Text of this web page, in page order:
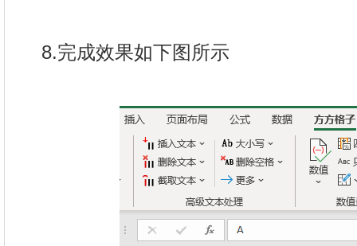
8.完成效果如下图所示